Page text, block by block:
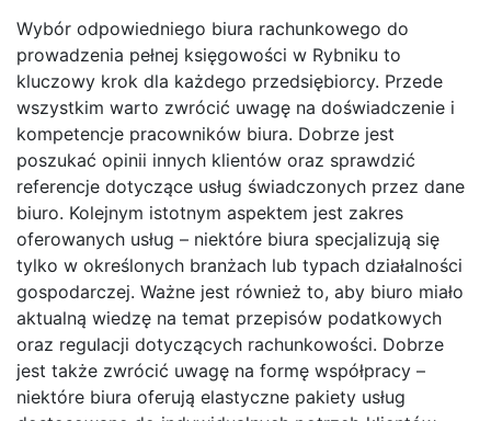
Wybór odpowiedniego biura rachunkowego do
prowadzenia pełnej księgowości w Rybniku to
kluczowy krok dla każdego przedsiębiorcy. Przede
wszystkim warto zwrócić uwagę na doświadczenie i
kompetencje pracowników biura. Dobrze jest
poszukać opinii innych klientów oraz sprawdzić
referencje dotyczące usług świadczonych przez dane
biuro. Kolejnym istotnym aspektem jest zakres
oferowanych usług – niektóre biura specjalizują się
tylko w określonych branżach lub typach działalności
gospodarczej. Ważne jest również to, aby biuro miało
aktualną wiedzę na temat przepisów podatkowych
oraz regulacji dotyczących rachunkowości. Dobrze
jest także zwrócić uwagę na formę współpracy –
niektóre biura oferują elastyczne pakiety usług